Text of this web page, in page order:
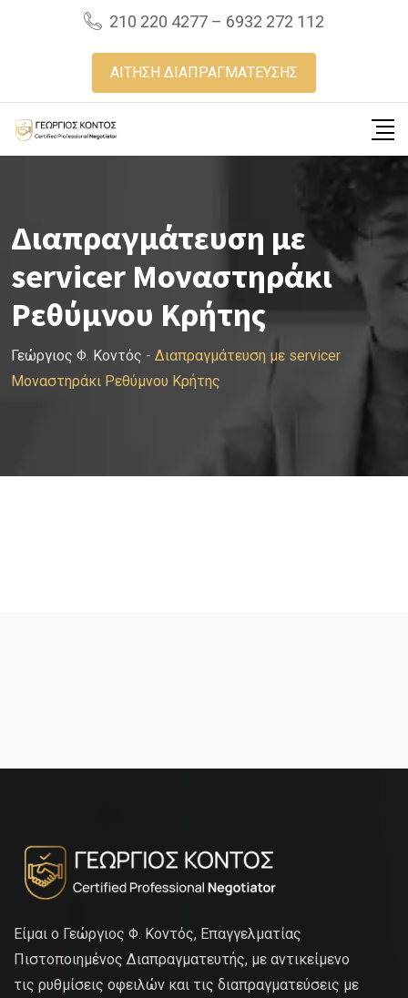
210 220 4277 – 6932 272 112
ΑΙΤΗΣΗ ΔΙΑΠΡΑΓΜΑΤΕΥΣΗΣ
Διαπραγμάτευση με
servicer Μοναστηράκι
Ρεθύμνου Κρήτης
Γεώργιος Φ. Κοντός - Διαπραγμάτευση με servicer
Μοναστηράκι Ρεθύμνου Κρήτης
Είμαι ο Γεώργιος Φ. Κοντός, Επαγγελματίας
Πιστοποιημένος Διαπραγματευτής, με αντικείμενο
τις ρυθμίσεις οφειλών και τις διαπραγματεύσεις με